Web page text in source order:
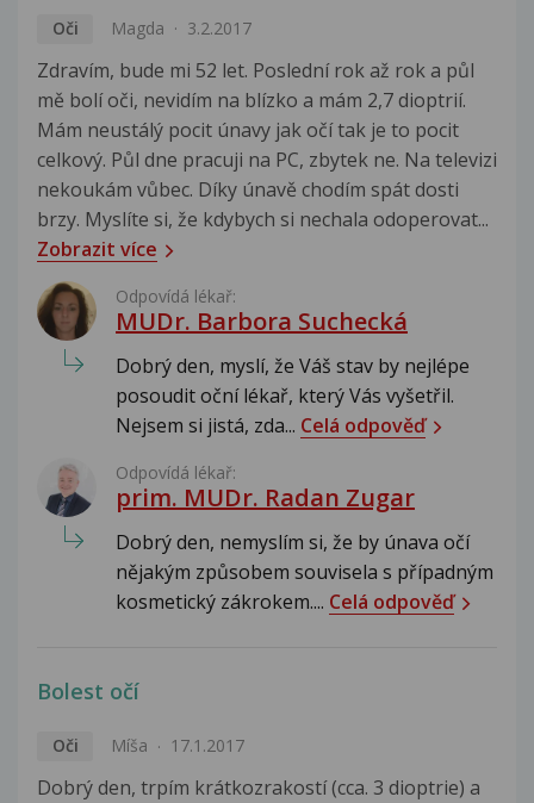
Oči Magda 3.2.2017
Zdravím, bude mi 52 let. Poslední rok až rok a půl
mě bolí oči, nevidím na blízko a mám 2,7 dioptrií.
Mám neustálý pocit únavy jak očí tak je to pocit
celkový. Půl dne pracuji na PC, zbytek ne. Na televizi
nekoukám vůbec. Díky únavě chodím spát dosti
brzy. Myslíte si, že kdybych si nechala odoperovat...
Zobrazit více
Odpovídá lékař:
MUDr. Barbora Suchecká
Dobrý den, myslí, že Váš stav by nejlépe
posoudit oční lékař, který Vás vyšetřil.
Nejsem si jistá, zda... Celá odpověď
Odpovídá lékař:
prim. MUDr. Radan Zugar
Dobrý den, nemyslím si, že by únava očí
nějakým způsobem souvisela s případným
kosmetický zákrokem.... Celá odpověď
Bolest očí
Oči Míša 17.1.2017
Dobrý den, trpím krátkozrakostí (cca. 3 dioptrie) a